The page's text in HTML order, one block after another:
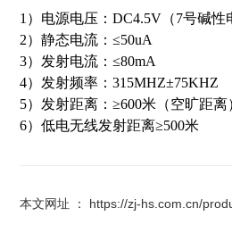
1）电源电压：DC4.5V（7号碱性
2）静态电流：≤50uA
3）发射电流：≤80mA
4）发射频率：315MHZ±75KHZ
5）发射距离：≥600米（空旷距离
6）低电无线发射距离≥500米
本文网址 ： https://zj-hs.com.cn/